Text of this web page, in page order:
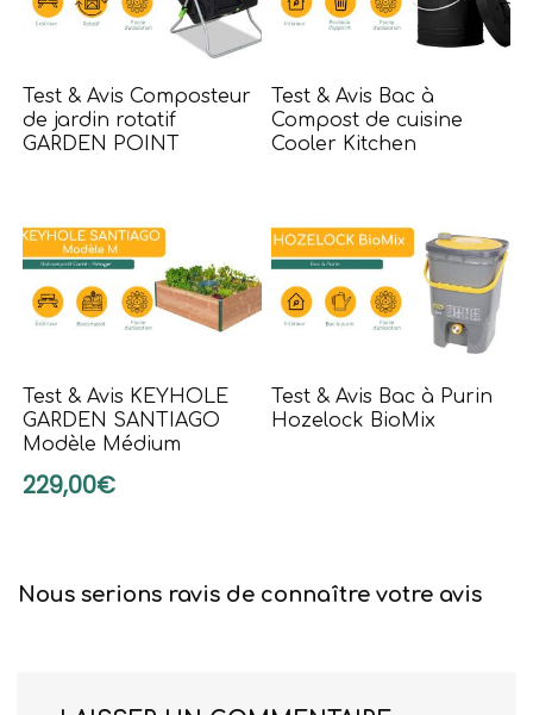
Test & Avis Composteur
de jardin rotatif
GARDEN POINT
Test & Avis Bac à
Compost de cuisine
Cooler Kitchen
Test & Avis KEYHOLE
GARDEN SANTIAGO
Modèle Médium
229,00€
Test & Avis Bac à Purin
Hozelock BioMix
Nous serions ravis de connaître votre avis